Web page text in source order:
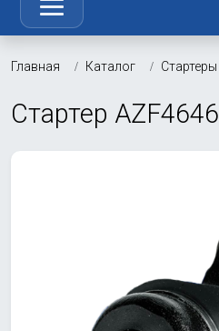
Главная Каталог Стартеры
Стартер AZF4646